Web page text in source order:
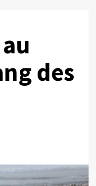
des